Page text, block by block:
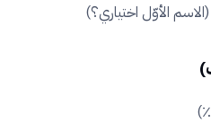
الأوّل اختياري؟)